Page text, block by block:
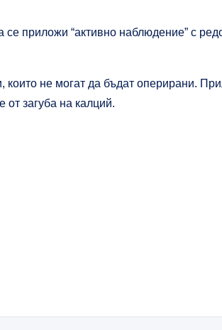
приложи “активно наблюдение” с
които не могат да бъдат оперирани.
загуба на калций.